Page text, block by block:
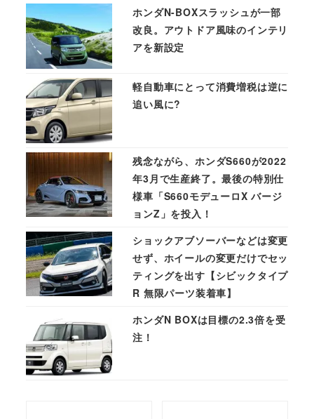
ホンダN-BOXスラッシュが一部
改良。アウトドア風味のインテリ
アを新設定
軽自動車にとって消費増税は逆に
追い風に?
残念ながら、ホンダS660が2022
年3月で生産終了。最後の特別仕
様車「S660モデューロX バージ
ョンZ」を投入！
ショックアブソーバーなどは変更
せず、ホイールの変更だけでセッ
ティングを出す【シビックタイプ
R 無限パーツ装着車】
ホンダN BOXは目標の2.3倍を受
注！